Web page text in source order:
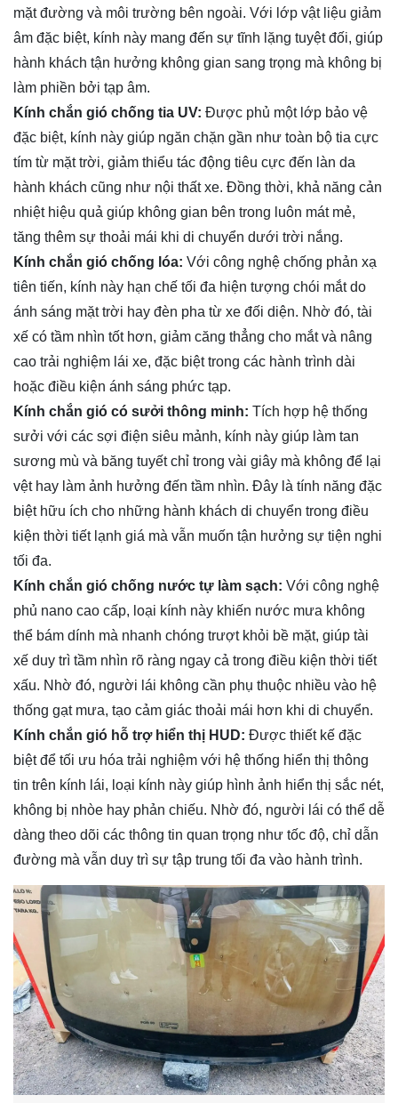
mặt đường và môi trường bên ngoài. Với lớp vật liệu giảm
âm đặc biệt, kính này mang đến sự tĩnh lặng tuyệt đối, giúp
hành khách tận hưởng không gian sang trọng mà không bị
làm phiền bởi tạp âm.
Kính chắn gió chống tia UV: Được phủ một lớp bảo vệ
đặc biệt, kính này giúp ngăn chặn gần như toàn bộ tia cực
tím từ mặt trời, giảm thiểu tác động tiêu cực đến làn da
hành khách cũng như nội thất xe. Đồng thời, khả năng cản
nhiệt hiệu quả giúp không gian bên trong luôn mát mẻ,
tăng thêm sự thoải mái khi di chuyển dưới trời nắng.
Kính chắn gió chống lóa: Với công nghệ chống phản xạ
tiên tiến, kính này hạn chế tối đa hiện tượng chói mắt do
ánh sáng mặt trời hay đèn pha từ xe đối diện. Nhờ đó, tài
xế có tầm nhìn tốt hơn, giảm căng thẳng cho mắt và nâng
cao trải nghiệm lái xe, đặc biệt trong các hành trình dài
hoặc điều kiện ánh sáng phức tạp.
Kính chắn gió có sưởi thông minh: Tích hợp hệ thống
sưởi với các sợi điện siêu mảnh, kính này giúp làm tan
sương mù và băng tuyết chỉ trong vài giây mà không để lại
vệt hay làm ảnh hưởng đến tầm nhìn. Đây là tính năng đặc
biệt hữu ích cho những hành khách di chuyển trong điều
kiện thời tiết lạnh giá mà vẫn muốn tận hưởng sự tiện nghi
tối đa.
Kính chắn gió chống nước tự làm sạch: Với công nghệ
phủ nano cao cấp, loại kính này khiến nước mưa không
thể bám dính mà nhanh chóng trượt khỏi bề mặt, giúp tài
xế duy trì tầm nhìn rõ ràng ngay cả trong điều kiện thời tiết
xấu. Nhờ đó, người lái không cần phụ thuộc nhiều vào hệ
thống gạt mưa, tạo cảm giác thoải mái hơn khi di chuyển.
Kính chắn gió hỗ trợ hiển thị HUD: Được thiết kế đặc
biệt để tối ưu hóa trải nghiệm với hệ thống hiển thị thông
tin trên kính lái, loại kính này giúp hình ảnh hiển thị sắc nét,
không bị nhòe hay phản chiếu. Nhờ đó, người lái có thể dễ
dàng theo dõi các thông tin quan trọng như tốc độ, chỉ dẫn
đường mà vẫn duy trì sự tập trung tối đa vào hành trình.